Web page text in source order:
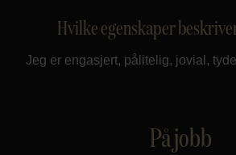
Hvilke egenskaper
Jeg er engasjert, pålitelig, jovial,
På jobb